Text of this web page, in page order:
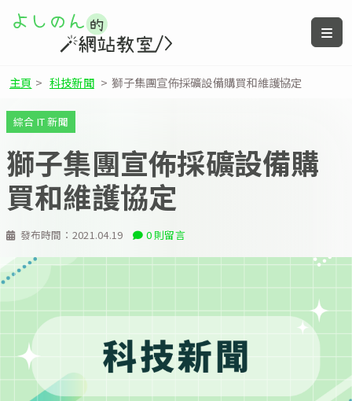
主頁 > 科技新聞 > 獅子集團宣佈採礦設備購買和維護協定
發布時間： 2021.04.19 0 則留言
綜合 IT 新聞
獅子集團宣佈採礦設備購
買和維護協定